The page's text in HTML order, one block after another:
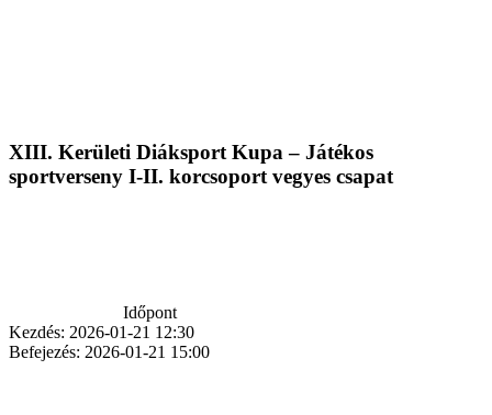
XIII. Kerületi Diáksport Kupa – Játékos
sportverseny I-II. korcsoport vegyes csapat
Időpont
Kezdés: 2026-01-21 12:30
Befejezés: 2026-01-21 15:00